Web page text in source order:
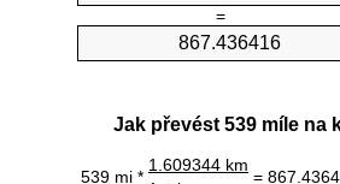
=
Jak převést 539 míle na
539 mi *
1.609344 km
=